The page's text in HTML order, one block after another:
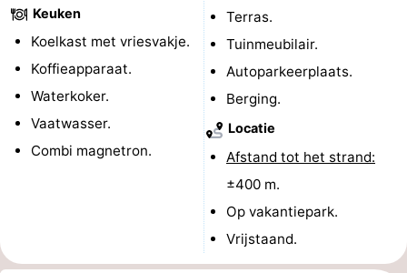
Golfbanen
-
Eten
Praktisch
Keuken
Koelkast met vriesvakje.
Koffieapparaat.
Waterkoker.
Vaatwasser.
Combi magnetron.
Terras.
Tuinmeubilair.
Autoparkeerplaats.
Berging.
Locatie
Afstand tot het strand:
±400 m.
Op vakantiepark.
Vrijstaand.